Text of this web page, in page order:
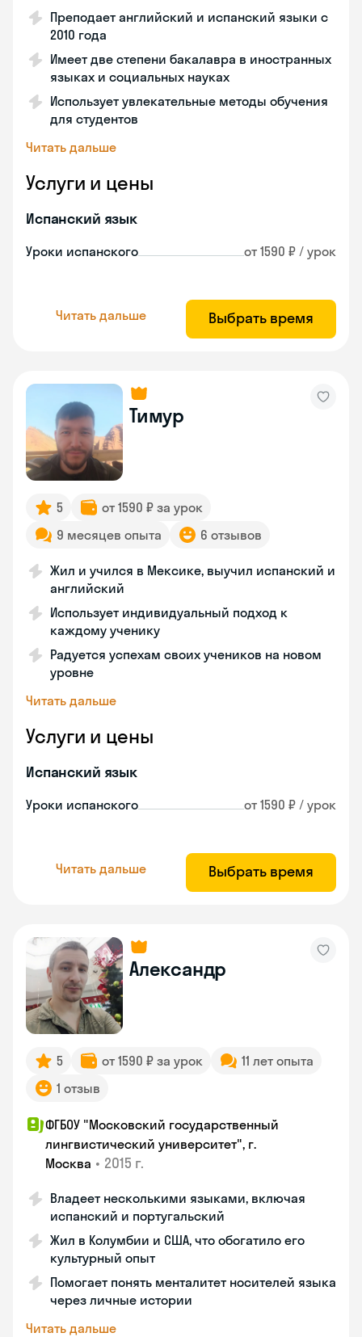
Преподает английский и испанский языки с
2010 года
Имеет две степени бакалавра в иностранных
языках и социальных науках
Использует увлекательные методы обучения
для студентов
Читать дальше
Услуги и цены
Испанский язык
Уроки испанского от 1590 ₽ / урок
Читать дальше Выбрать время
Тимур
5
от 1590 ₽ за урок
9 месяцев опыта
6 отзывов
Жил и учился в Мексике, выучил испанский и
английский
Использует индивидуальный подход к
каждому ученику
Радуется успехам своих учеников на новом
уровне
Читать дальше
Услуги и цены
Испанский язык
Уроки испанского от 1590 ₽ / урок
Читать дальше Выбрать время
Александр
5 от 1590 ₽ за урок
11 лет опыта
1 отзыв
ФГБОУ "Московский государственный
лингвистический университет", г.
Москва • 2015 г.
Владеет несколькими языками, включая
испанский и португальский
Жил в Колумбии и США, что обогатило его
культурный опыт
Помогает понять менталитет носителей языка
через личные истории
Читать дальше